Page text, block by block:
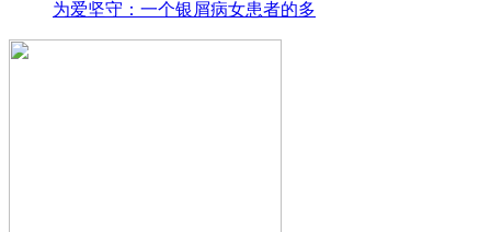
为爱坚守：一个银屑病女患者的多